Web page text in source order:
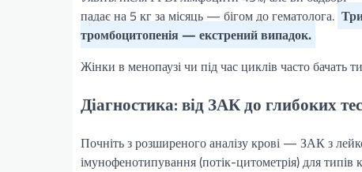
падає на 5 кг за місяць — бігом до гематолога.
тромбоцитопенія — екстрений випадок.
Жінки в менопаузі чи під час циклів часто бачать
Діагностика: від ЗАК до глибоких
Почніть з розширеного аналізу крові — ЗАК з
імунофенотипування (потік-цитометрія) для